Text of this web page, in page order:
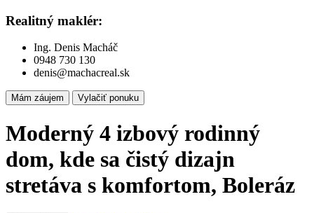
Realitný maklér:
Ing. Denis Macháč
0948 730 130
denis@machacreal.sk
Mám záujem Vylačiť ponuku
Moderný 4 izbový rodinný
dom, kde sa čistý dizajn
stretáva s komfortom, Boleráz